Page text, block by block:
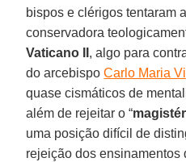
bispos e clérigos tentaram
conservadora
Vaticano II , algo para
do arcebispoCarlo Maria
quase cismáticos de
além de rejeitar o “
uma posição difícil de
rejeição dos ensinamentos